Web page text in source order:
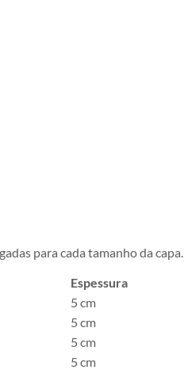
para cada tamanho da capa.
Espessura
5 cm
5 cm
5 cm
5 cm